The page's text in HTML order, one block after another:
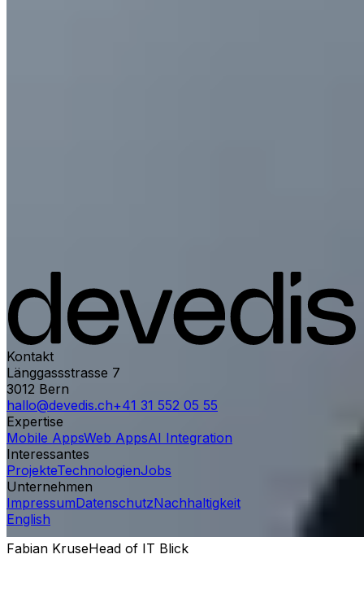
Fabian KruseHead of IT Blick
Kontakt
Länggassstrasse 7
3012 Bern
hallo@devedis.ch+41 31 552 05 55
Expertise
Mobile AppsWeb AppsAI Integration
Interessantes
ProjekteTechnologienJobs
Unternehmen
ImpressumDatenschutzNachhaltigkeit
English